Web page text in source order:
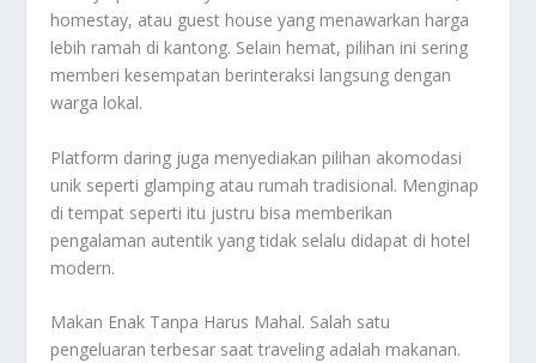
homestay, atau guest house yang menawarkan harga
lebih ramah di kantong. Selain hemat, pilihan ini sering
memberi kesempatan berinteraksi langsung dengan
warga lokal.
Platform daring juga menyediakan pilihan akomodasi
unik seperti glamping atau rumah tradisional. Menginap
di tempat seperti itu justru bisa memberikan
pengalaman autentik yang tidak selalu didapat di hotel
modern.
Makan Enak Tanpa Harus Mahal. Salah satu
pengeluaran terbesar saat traveling adalah makanan.